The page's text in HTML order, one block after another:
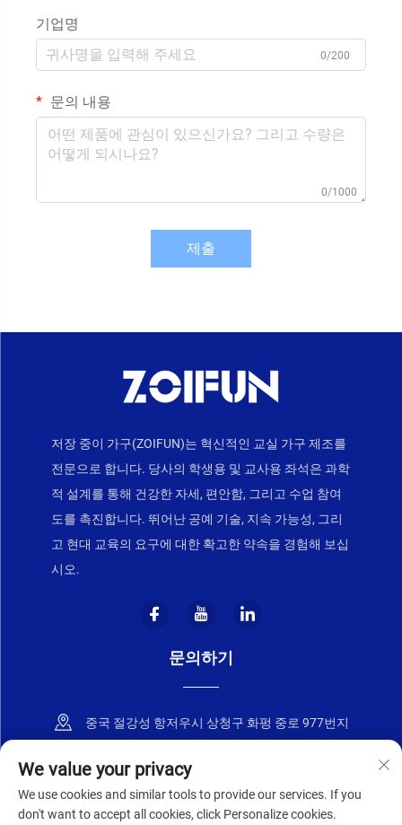
기업명
0/200
문의 내용
0/1000
제출
저장 중이 가구(ZOIFUN)는 혁신적인 교실 가구 제조를
전문으로 합니다. 당사의 학생용 및 교사용 좌석은 과학
적 설계를 통해 건강한 자세, 편안함, 그리고 수업 참여
도를 촉진합니다. 뛰어난 공예 기술, 지속 가능성, 그리
고 현대 교육의 요구에 대한 확고한 약속을 경험해 보십
시오.
문의하기
중국 절강성 항저우시 상청구 화펑 중로 977번지
+86-18668589258
[email protected]
We value your privacy
We use cookies and similar tools to provide our services. If you
don't want to accept all cookies, click Personalize cookies.